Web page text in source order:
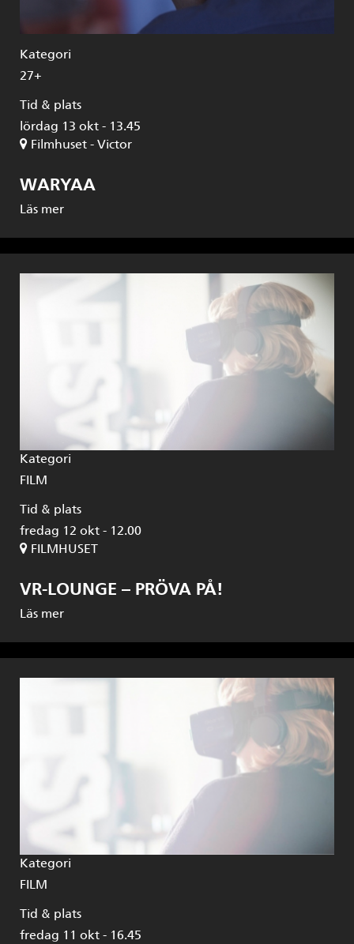
Kategori
27+
Tid & plats
lördag 13 okt - 13.45
Filmhuset - Victor
WARYAA
Läs mer
Kategori
FILM
Tid & plats
fredag 12 okt - 12.00
FILMHUSET
VR-LOUNGE – PRÖVA PÅ!
Läs mer
Kategori
FILM
Tid & plats
fredag 11 okt - 16.45